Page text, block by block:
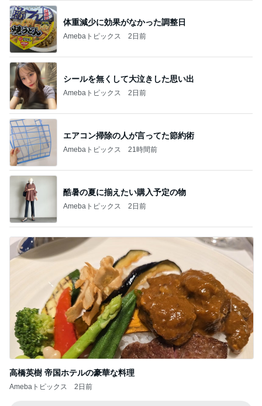
体重減少に効果がなかった調整日
Amebaトピックス 2日前
シールを無くして大泣きした思い出
Amebaトピックス 2日前
エアコン掃除の人が言ってた節約術
Amebaトピックス 21時間前
酷暑の夏に揃えたい購入予定の物
Amebaトピックス 2日前
高橋英樹 帝国ホテルの豪華な料理
Amebaトピックス 2日前